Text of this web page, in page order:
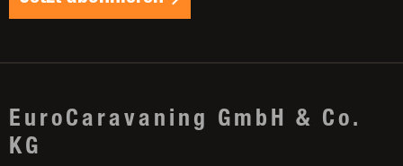
EuroCaravaning GmbH & Co.
KG